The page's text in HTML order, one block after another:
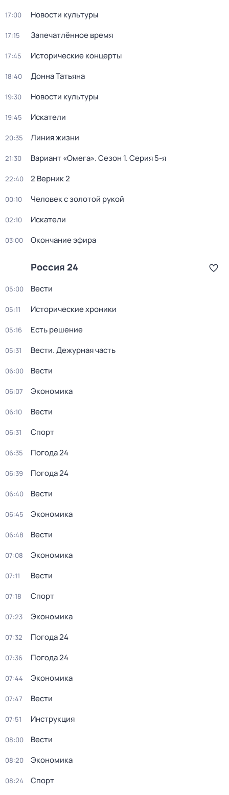
17:00 Новости культуры
17:15 Запечатлённое время
17:45 Исторические концерты
18:40 Донна Татьяна
19:30 Новости культуры
19:45 Искатели
20:35 Линия жизни
21:30 Вариант «Омега». Сезон 1. Серия 5-я
22:40 2 Верник 2
00:10 Человек с золотой рукой
02:10 Искатели
03:00 Окончание эфира
Россия 24
05:00 Вести
05:11 Исторические хроники
05:16 Есть решение
05:31 Вести. Дежурная часть
06:00 Вести
06:07 Экономика
06:10 Вести
06:31 Спорт
06:35 Погода 24
06:39 Погода 24
06:40 Вести
06:45 Экономика
06:48 Вести
07:08 Экономика
07:11 Вести
07:18 Спорт
07:23 Экономика
07:32 Погода 24
07:36 Погода 24
07:44 Экономика
07:47 Вести
07:51 Инструкция
08:00 Вести
08:20 Экономика
08:24 Спорт